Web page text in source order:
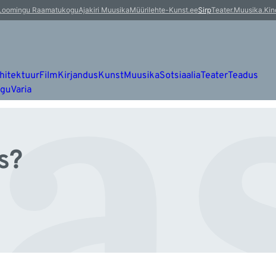
RaamatukoguAjakiri MuusikaMüürilehte-Kunst.eeSirp
FilmKirjandusKunstMuusikaSotsiaaliaTeaterTeadus
Varia